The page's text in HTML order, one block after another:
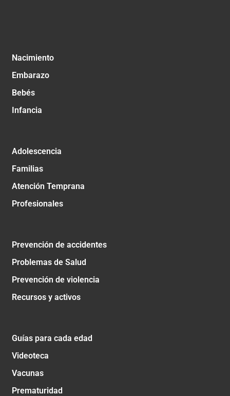
Nacimiento
Embarazo
Bebés
Infancia
Adolescencia
Familias
Atención Temprana
Profesionales
Prevención de accidentes
Problemas de Salud
Prevención de violencia
Recursos y activos
Guías para cada edad
Videoteca
Vacunas
Prematuridad